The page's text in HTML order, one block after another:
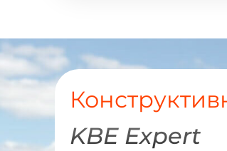
KBE Expert